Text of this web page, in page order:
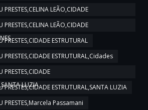
LEÃO,CIDADE
LEÃO,CIDADE
ESTRUTURAL
ESTRUTURAL,Cidades
LUZIA
ESTRUTURAL,SANTA LUZIA
Passamani